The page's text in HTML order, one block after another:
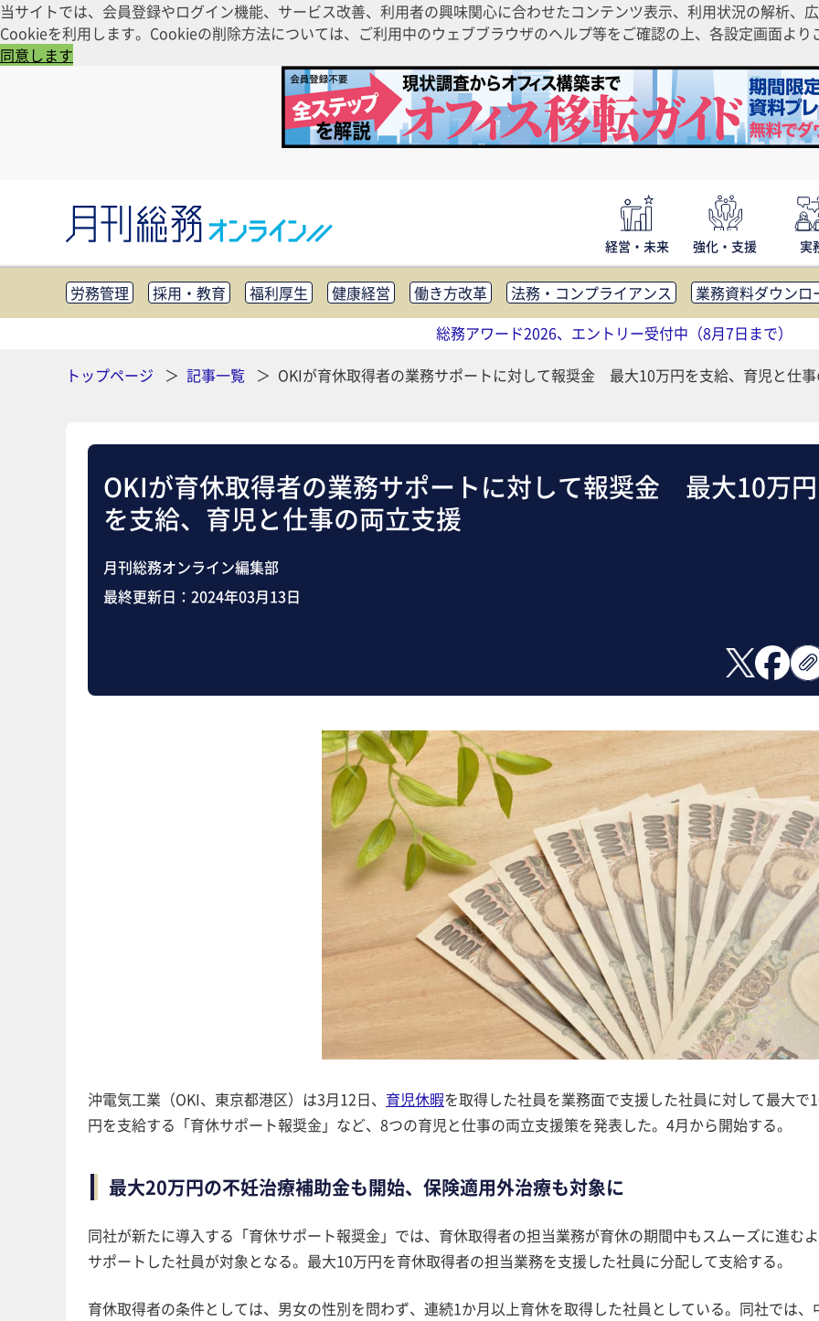
当サイトでは、会員登録やログイン機能、サービス改善、利用者の興味関心に合わせたコンテンツ表示、利用状況の解析、
Cookieを利用します。Cookieの削除方法については、ご利用中のウェブブラウザのヘルプ等をご確認の上、各設定画面よ
同意します
経営・未来 強化・支援 実
労務管理 採用・教育 福利厚生 健康経営 働き方改革 法務・コンプライアンス
業務資料ダウンロ
知財管理
リスクマネジメント・BCP 社外・社内広報 社外・社内コミュニケーション活性化
FM・オフ
助成金・補助金・コスト削減 アウトソーシング・BPO
調査・レ
総務アワード2026、エントリー受付中（8月7日まで）
トップページ
記事一覧 OKIが育休取得者の業務サポートに対して報奨金 最大10万円を支給、育児と仕
OKIが育休取得者の業務サポートに対して報奨金 最大10万円
を支給、育児と仕事の両立支援
月刊総務オンライン編集部
最終更新日： 2024年03月13日
沖電気工業（OKI、東京都港区）は3月12日、 育児休暇を取得した社員を業務面で支援した社員に対して最大で
円を支給する「育休サポート報奨金」など、8つの育児と仕事の両立支援策を発表した。4月から開始する。
最大20万円の不妊治療補助金も開始、保険適用外治療も対象に
同社が新たに導入する「育休サポート報奨金」では、育休取得者の担当業務が育休の期間中もスムーズに進む
サポートした社員が対象となる。最大10万円を育休取得者の担当業務を支援した社員に分配して支給する。
育休取得者の条件としては、男女の性別を問わず、連続1か月以上育休を取得した社員としている。同社では、